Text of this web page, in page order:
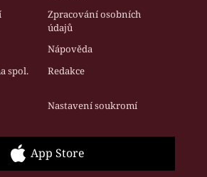
Zpracování osobních
údajů
Nápověda
spol.
Redakce
Nastavení soukromí
App Store